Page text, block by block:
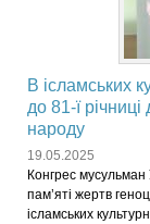
В ісламських
до 81-ї
народу
19.05.2025
Конгрес мусульман
пам’яті жертв
ісламських